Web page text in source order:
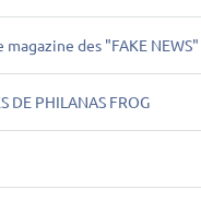
magazine des "FAKE NEWS"
DE PHILANAS FROG